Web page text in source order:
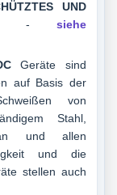
UND
-siehe
Geräte sind
auf Basis der
von
Stahl,
und allen
und die
stellen auch